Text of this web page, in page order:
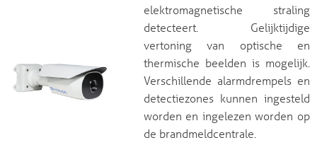
elektromagnetische straling
detecteert. Gelijktijdige
vertoning van optische en
thermische beelden is mogelijk.
Verschillende alarmdrempels en
detectiezones kunnen ingesteld
worden en ingelezen worden op
de brandmeldcentrale.